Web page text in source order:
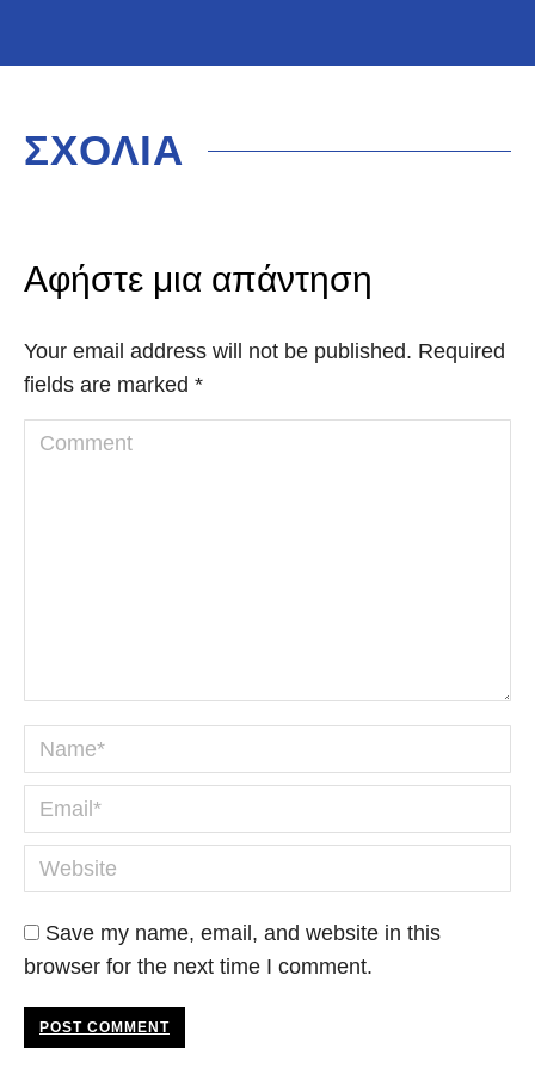
ΣΧΟΛΙΑ
Αφήστε μια απάντηση
Your email address will not be published. Required
fields are marked *
Comment
Name *
Email *
Website
Save my name, email, and website in this
browser for the next time I comment.
POST COMMENT